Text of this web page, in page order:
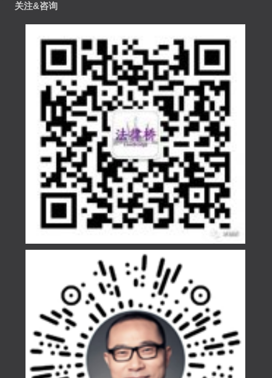
关注&咨询